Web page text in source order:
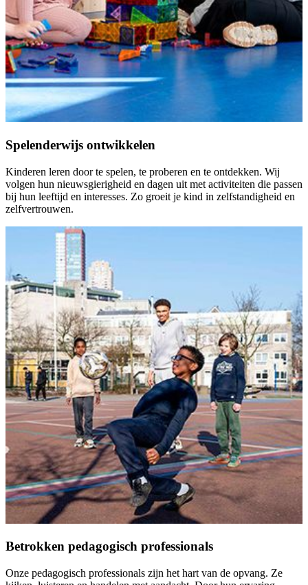
Spelenderwijs ontwikkelen
Kinderen leren door te spelen, te proberen en te ontdekken. Wij
volgen hun nieuwsgierigheid en dagen uit met activiteiten die passen
bij hun leeftijd en interesses. Zo groeit je kind in zelfstandigheid en
zelfvertrouwen.
Betrokken pedagogisch professionals
Onze pedagogisch professionals zijn het hart van de opvang. Ze